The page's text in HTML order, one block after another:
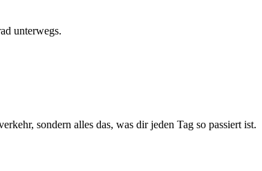
unterwegs.
sondern alles das, was dir jeden Tag so passiert ist.